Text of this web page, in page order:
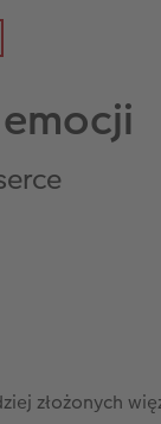
złożonych